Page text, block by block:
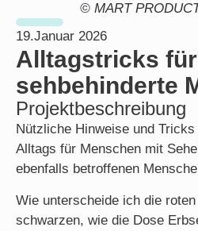
© MART
19.Januar 2026
Alltagstricks
sehbehinderte
Projektbeschreibung
Nützliche Hinweise und
Alltags für Menschen mit
ebenfalls betroffenen
Wie unterscheide ich die
schwarzen, wie die Dose